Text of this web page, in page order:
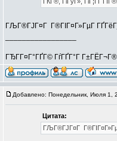
ГЉГ®ГЈГ¤Г Г®ГІГ¤Г»ГµГ
ГЂГ­Г¤Г°ГҐГ© ГѓГҐГ°Г
Добавлено: Понедельник, Июля 1,
Цитата:
ГЉГ®ГЈГ¤Г